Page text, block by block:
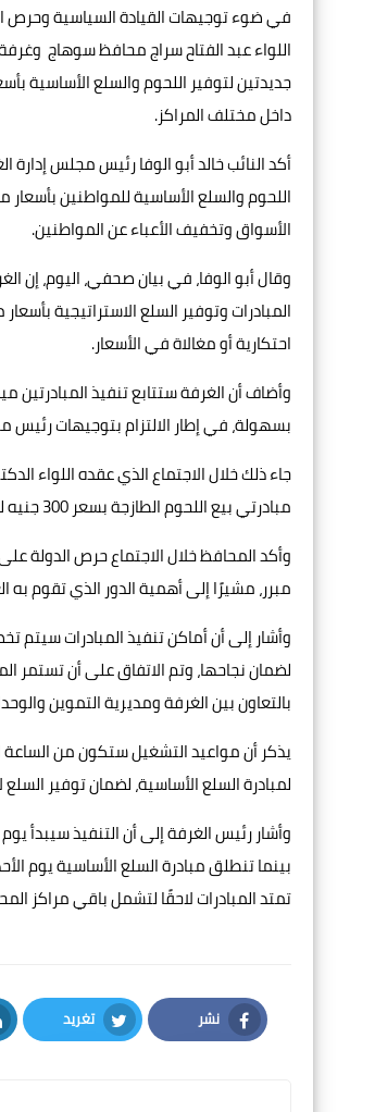
في ضوء توجيهات القيادة السياسية وحرص
اللواء عبد الفتاح سراج محافظ سوهاج وغرفة
جديدتين لتوفير اللحوم والسلع الأساسية
داخل مختلف المراكز.
أكد النائب خالد أبو الوفا رئيس مجلس
اللحوم والسلع الأساسية للمواطنين
الأسواق وتخفيف الأعباء عن المواطنين.
وقال أبو الوفا، في بيان صحفي، اليوم، إن
المبادرات وتوفير السلع الاستراتيجية
احتكارية أو مغالاة في الأسعار.
وأضاف أن الغرفة ستتابع تنفيذ المبادرتين
بسهولة، في إطار الالتزام بتوجيهات رئيس
جاء ذلك خلال الاجتماع الذي عقده اللواء
مبادرتي بيع اللحوم الطازجة بسعر 300 جنيه للكيلو، والسلع الغذائية الأساسية بأسعار التعبئة للمواطنين.
وأكد المحافظ خلال الاجتماع حرص الدولة
مبرر، مشيرًا إلى أهمية الدور الذي تقوم
وأشار إلى أن أماكن تنفيذ المبادرات سيتم
بالتعاون بين الغرفة ومديرية التموين
يذكر أن مواعيد التشغيل ستكون من الساعة
لمبادرة السلع الأساسية، لضمان توفير
تمتد المبادرات لاحقًا لتشمل باقي مراكز
نشر
Facebook
تغريد
Twitter